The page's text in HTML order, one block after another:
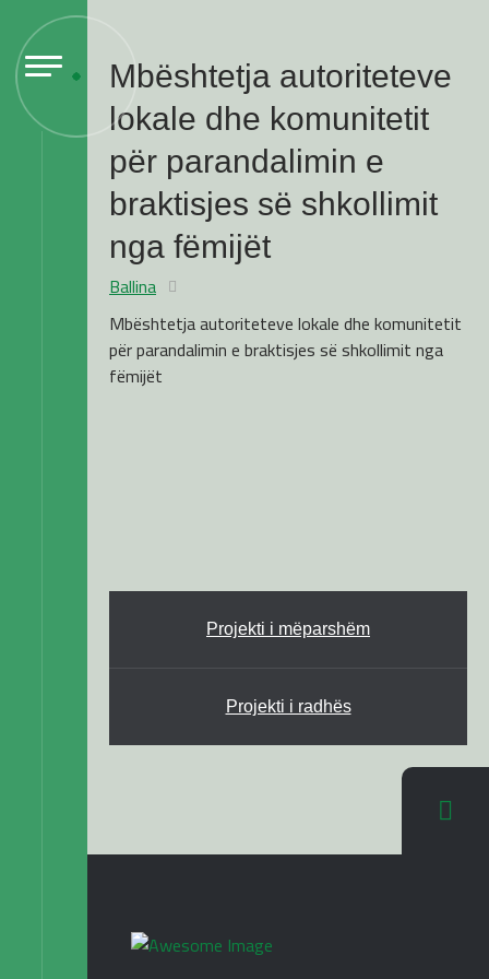
Mbështetja autoriteteve
lokale dhe komunitetit
për parandalimin e
braktisjes së shkollimit
nga fëmijët
Ballina
Mbështetja autoriteteve lokale dhe komunitetit
për parandalimin e braktisjes së shkollimit nga
fëmijët
Projekti i mëparshëm
Projekti i radhës